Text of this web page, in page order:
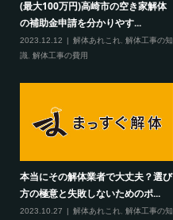
(最大100万円)高崎市の空き家解体
の補助金申請を分かりやす...
2023.12.12 解体あれこれ
解体工事の知
識
解体工事の費用
本当にその解体業者で大丈夫？選び
方の極意と失敗しないためのポ...
2023.10.27 解体あれこれ
解体工事の知